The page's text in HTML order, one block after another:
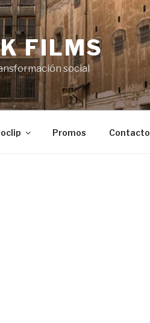
FILMS
social
Promos Contacto